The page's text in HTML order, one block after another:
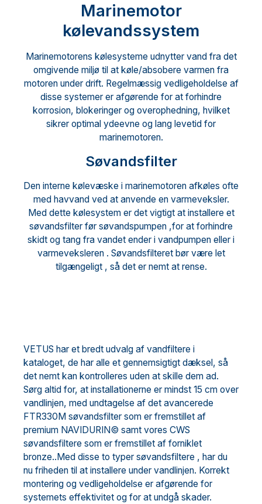
Marinemotor
kølevandssystem
Marinemotorens kølesysteme udnytter vand fra det
omgivende miljø til at køle/absobere varmen fra
motoren under drift. Regelmæssig vedligeholdelse af
disse systemer er afgørende for at forhindre
korrosion, blokeringer og overophedning, hvilket
sikrer optimal ydeevne og lang levetid for
marinemotoren.
Søvandsfilter
Den interne kølevæske i marinemotoren afkøles ofte
med havvand ved at anvende en varmeveksler.
Med dette kølesystem er det vigtigt at installere et
søvandsfilter før søvandspumpen ,for at forhindre
skidt og tang fra vandet ender i vandpumpen eller i
varmeveksleren . Søvandsfilteret bør være let
tilgængeligt , så det er nemt at rense.
VETUS har et bredt udvalg af vandfiltere i
kataloget, de har alle et gennemsigtigt dæksel, så
det nemt kan kontrolleres uden at skille dem ad.
Sørg altid for, at installationerne er mindst 15 cm over
vandlinjen, med undtagelse af det avancerede
FTR330M søvandsfilter som er fremstillet af
premium NAVIDURIN© samt vores CWS
søvandsfiltere som er fremstillet af forniklet
bronze..Med disse to typer søvandsfiltere , har du
nu friheden til at installere under vandlinjen. Korrekt
montering og vedligeholdelse er afgørende for
systemets effektivitet og for at undgå skader.